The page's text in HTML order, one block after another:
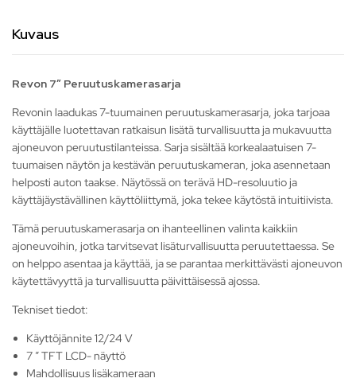
Kuvaus
Revon 7″ Peruutuskamerasarja
Revonin laadukas 7-tuumainen peruutuskamerasarja, joka tarjoaa
käyttäjälle luotettavan ratkaisun lisätä turvallisuutta ja mukavuutta
ajoneuvon peruutustilanteissa. Sarja sisältää korkealaatuisen 7-
tuumaisen näytön ja kestävän peruutuskameran, joka asennetaan
helposti auton taakse. Näytössä on terävä HD-resoluutio ja
käyttäjäystävällinen käyttöliittymä, joka tekee käytöstä intuitiivista.
Tämä peruutuskamerasarja on ihanteellinen valinta kaikkiin
ajoneuvoihin, jotka tarvitsevat lisäturvallisuutta peruutettaessa. Se
on helppo asentaa ja käyttää, ja se parantaa merkittävästi ajoneuvon
käytettävyyttä ja turvallisuutta päivittäisessä ajossa.
Tekniset tiedot:
Käyttöjännite 12/24 V
7 ” TFT LCD- näyttö
Mahdollisuus lisäkameraan